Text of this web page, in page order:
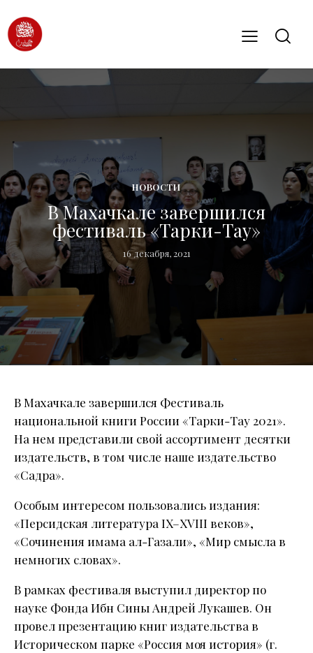
НОВОСТИ
В Махачкале завершился
фестиваль «Тарки-Тау»
16 декабря, 2021
В Махачкале завершился Фестиваль
национальной книги России «Тарки-Тау 2021».
На нем представили свой ассортимент десятки
издательств, в том числе наше издательство
«Садра».
Особым интересом пользовались издания:
«Персидская литература IX–XVIII веков»,
«Сочинения имама ал-Газали», «Мир смысла в
немногих словах».
В рамках фестиваля выступил директор по
науке Фонда Ибн Сины Андрей Лукашев. Он
провел презентацию книг издательства в
Историческом парке «Россия моя история» (г.